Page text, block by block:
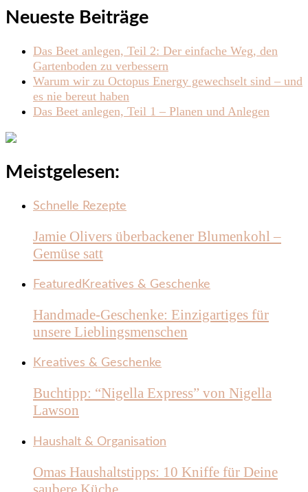
Neueste Beiträge
Das Beet anlegen, Teil 2: Der einfache Weg, den
Gartenboden zu verbessern
Warum wir zu Octopus Energy gewechselt sind – und
es nie bereut haben
Das Beet anlegen, Teil 1 – Planen und Anlegen
Meistgelesen:
Schnelle Rezepte
Jamie Olivers überbackener Blumenkohl –
Gemüse satt
Featured Kreatives & Geschenke
Handmade-Geschenke: Einzigartiges für
unsere Lieblingsmenschen
Kreatives & Geschenke
Buchtipp: “Nigella Express” von Nigella
Lawson
Haushalt & Organisation
Omas Haushaltstipps: 10 Kniffe für Deine